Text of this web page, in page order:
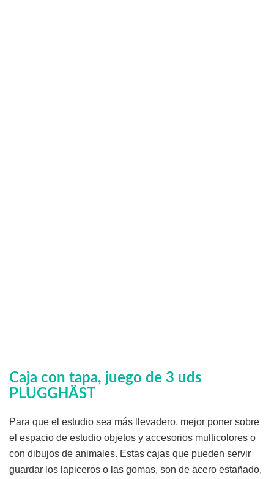
Caja con tapa, juego de 3 uds
PLUGGHÄST
Para que el estudio sea más llevadero, mejor poner sobre
el espacio de estudio objetos y accesorios multicolores o
con dibujos de animales. Estas cajas que pueden servir
guardar los lapiceros o las gomas, son de acero estañado,